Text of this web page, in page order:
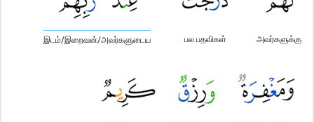
அவர்களுக்கு
பல பதவிகள்
இடம்/இறைவன்/அவர்களுடைய